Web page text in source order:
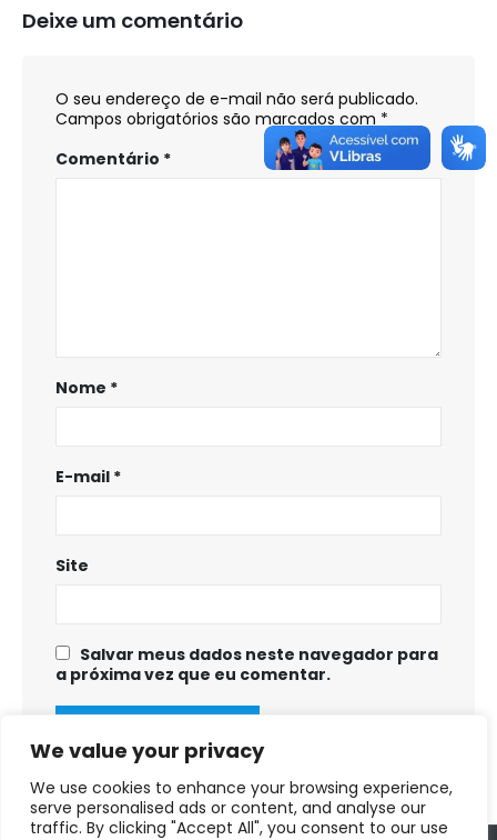
We value your privacy
We use cookies to enhance your browsing experience,
serve personalised ads or content, and analyse our
traffic. By clicking "Accept All", you consent to our use
Deixe um comentário
O seu endereço de e-mail não será publicado.
Campos obrigatórios são marcados com *
Comentário *
Nome *
E-mail *
Site
Salvar meus dados neste navegador para
a próxima vez que eu comentar.